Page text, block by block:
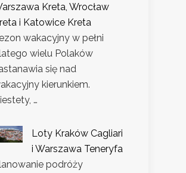
Kreta, Wrocław
i Katowice Kreta
wakacyjny w pełni
wielu Polaków
się nad
kierunkiem.
…
Loty Kraków Cagliari
i Warszawa Teneryfa
podróży